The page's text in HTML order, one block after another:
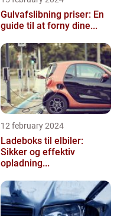
Gulvafslibning priser: En
guide til at forny dine...
12 february 2024
Ladeboks til elbiler:
Sikker og effektiv
opladning...